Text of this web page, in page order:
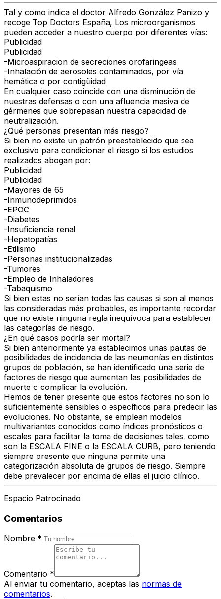
Tal y como indica el doctor Alfredo González Panizo y
recoge Top Doctors España, Los microorganismos
pueden acceder a nuestro cuerpo por diferentes vías:
Publicidad
Publicidad
-Microaspiracion de secreciones orofaringeas
-Inhalación de aerosoles contaminados, por vía
hemática o por contigüidad
En cualquier caso coincide con una disminución de
nuestras defensas o con una afluencia masiva de
gérmenes que sobrepasan nuestra capacidad de
neutralización.
¿Qué personas presentan más riesgo?
Si bien no existe un patrón preestablecido que sea
exclusivo para condicionar el riesgo si los estudios
realizados abogan por:
Publicidad
Publicidad
-Mayores de 65
-Inmunodeprimidos
-EPOC
-Diabetes
-Insuficiencia renal
-Hepatopatías
-Etilismo
-Personas institucionalizadas
-Tumores
-Empleo de Inhaladores
-Tabaquismo
Si bien estas no serían todas las causas si son al menos
las consideradas más probables, es importante recordar
que no existe ninguna regla inequívoca para establecer
las categorías de riesgo.
¿En qué casos podría ser mortal?
Si bien anteriormente ya establecimos unas pautas de
posibilidades de incidencia de las neumonías en distintos
grupos de población, se han identificado una serie de
factores de riesgo que aumentan las posibilidades de
muerte o complicar la evolución.
Hemos de tener presente que estos factores no son lo
suficientemente sensibles o específicos para predecir las
evoluciones. No obstante, se emplean modelos
multivariantes conocidos como índices pronósticos o
escales para facilitar la toma de decisiones tales, como
son la ESCALA FINE o la ESCALA CURB, pero teniendo
siempre presente que ninguna permite una
categorización absoluta de grupos de riesgo. Siempre
debe prevalecer por encima de ellas el juicio clínico.
Espacio Patrocinado
Comentarios
Nombre *
Comentario *
Al enviar tu comentario, aceptas las normas de
comentarios.